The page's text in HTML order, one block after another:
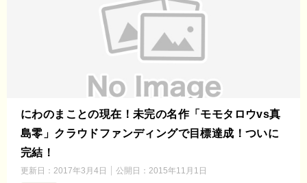
にわのまことの現在！未完の名作「モモタロウvs真
島零」クラウドファンディングで目標達成！ついに
完結！
更新日： 2017年3月4日 公開日： 2015年11月1日